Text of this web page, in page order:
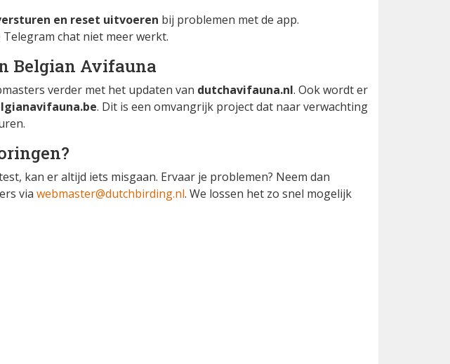
en reset uitvoeren bij problemen met de app.
Telegram chat niet meer werkt.
Belgian Avifauna
verder met het updaten van dutchavifauna.nl. Ook wordt er
. Dit is een omvangrijk project dat naar verwachting
kan er altijd iets misgaan. Ervaar je problemen? Neem dan
via webmaster@dutchbirding.nl. We lossen het zo snel mogelijk